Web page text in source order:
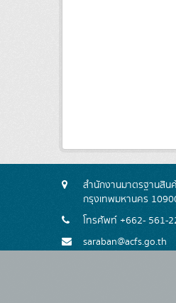
สำนักงานมาตรฐานสิน
กรุงเทพมหานคร
โทรศัพท์ +662- 561-
saraban@acfs.go.th